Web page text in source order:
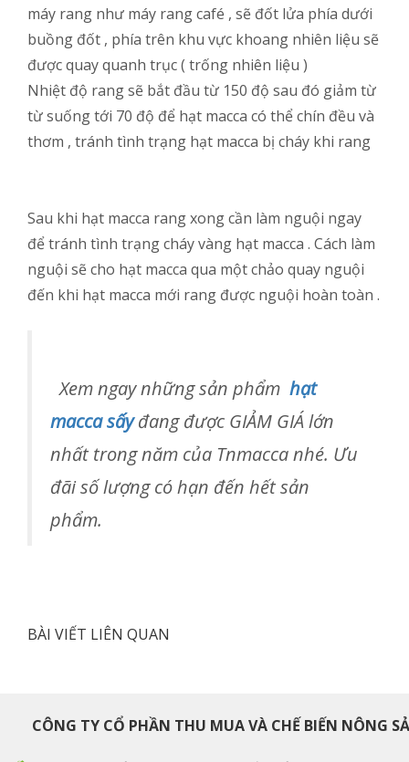
máy rang như máy rang café , sẽ đốt lửa phía dưới
buồng đốt , phía trên khu vực khoang nhiên liệu sẽ
được quay quanh trục ( trống nhiên liệu )
Nhiệt độ rang sẽ bắt đầu từ 150 độ sau đó giảm từ
từ suống tới 70 độ để hạt macca có thể chín đều và
thơm , tránh tình trạng hạt macca bị cháy khi rang
Sau khi hạt macca rang xong cần làm nguội ngay
để tránh tình trạng cháy vàng hạt macca . Cách làm
nguội sẽ cho hạt macca qua một chảo quay nguội
đến khi hạt macca mới rang được nguội hoàn toàn .
Xem ngay những sản phẩm hạt
macca sấy đang được GIẢM GIÁ lớn
nhất trong năm của Tnmacca nhé. Ưu
đãi sốlượng có hạn đến hết sản
phẩm.
BÀI VIẾT LIÊN QUAN
CÔNG TY CỔ PHẦN THU MUA VÀ CHẾ BIẾN NÔNG